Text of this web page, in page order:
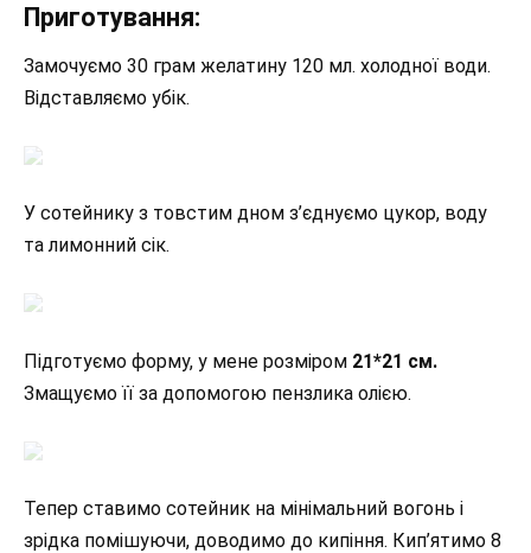
Приготування:
Замочуємо 30 грам желатину 120 мл. холодної води.
Відставляємо убік.
У сотейнику з товстим дном з’єднуємо цукор, воду
та лимонний сік.
Підготуємо форму, у мене розміром 21*21 см.
Змащуємо її за допомогою пензлика олією.
Тепер ставимо сотейник на мінімальний вогонь і
зрідка помішуючи, доводимо до кипіння. Кип’ятимо 8